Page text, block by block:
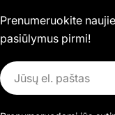
Prenumeruokite
pasiūlymus pirmi!
El.
paštas